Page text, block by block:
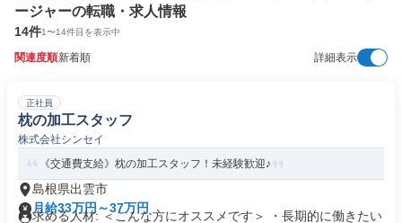
ージャーの転職・求人情報
14件1〜14件目を表示中
関連度順新着順 詳細表示
正社員
枕の加工スタッフ
株式会社シンセイ
《交通費支給》枕の加工スタッフ！未経験歓迎♪
島根県出雲市
月給33万円～37万円
求める人材: ＜こんな方にオススメです＞ ・長期的に働きたい